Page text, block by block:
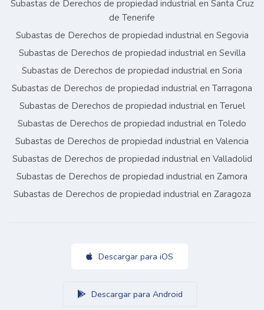
Subastas de Derechos de propiedad industrial en Santa Cruz
de Tenerife
Subastas de Derechos de propiedad industrial en Segovia
Subastas de Derechos de propiedad industrial en Sevilla
Subastas de Derechos de propiedad industrial en Soria
Subastas de Derechos de propiedad industrial en Tarragona
Subastas de Derechos de propiedad industrial en Teruel
Subastas de Derechos de propiedad industrial en Toledo
Subastas de Derechos de propiedad industrial en Valencia
Subastas de Derechos de propiedad industrial en Valladolid
Subastas de Derechos de propiedad industrial en Zamora
Subastas de Derechos de propiedad industrial en Zaragoza
Descargar para iOS
Descargar para Android